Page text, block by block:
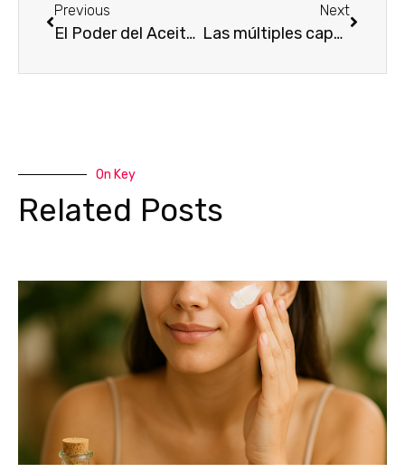
Previous
El Poder del Aceite de Avellana en el Cuidado de la Piel de Madrid
Next
Las múltiples capas del cuidado de la piel con aceite de rosas de Damasco
On Key
Related Posts